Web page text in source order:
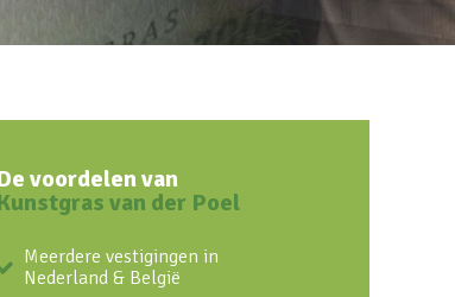
voordelen van
van der Poel
Meerdere vestigingen in
Nederland & België